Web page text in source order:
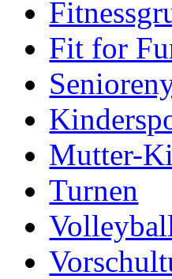
Fit for
Mutter-
Turnen
Volleyball